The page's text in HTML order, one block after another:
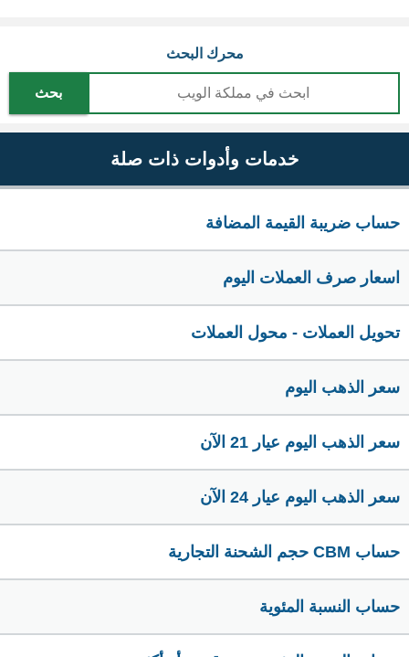
محرك البحث
بحث
خدمات وأدوات ذات صلة
حساب ضريبة القيمة المضافة
اسعار صرف العملات اليوم
تحويل العملات - محول العملات
سعر الذهب اليوم
سعر الذهب اليوم عيار 21 الآن
سعر الذهب اليوم عيار 24 الآن
حساب CBM حجم الشحنة التجارية
حساب النسبة المئوية